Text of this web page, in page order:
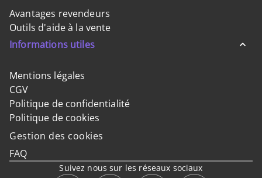
Avantages revendeurs
Outils d'aide à la vente
Informations utiles
Mentions légales
CGV
Politique de confidentialité
Politique de cookies
Gestion des cookies
FAQ
Suivez nous sur les réseaux sociaux